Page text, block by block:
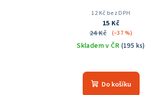
12 Kč bez DPH
15 Kč
24 Kč
(–37 %)
Skladem v ČR (195 ks)
Do košíku